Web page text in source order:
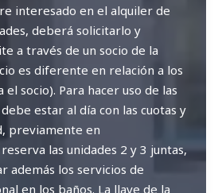
interesado en el alquiler de
deberá solicitarlo y
a través de un socio de la
es diferente en relación a los
socio). Para hacer uso de las
estar al día con las cuotas y
previamente en
las unidades 2 y 3 juntas,
además los servicios de
en los baños. La llave de la